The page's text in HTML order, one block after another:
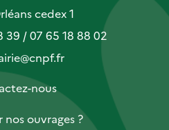
cedex 1
39 / 07 65 18 88 02
nous
ouvrages ?